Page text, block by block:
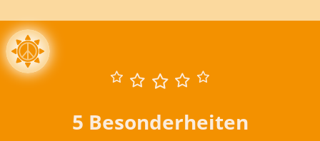
5 Besonderheiten